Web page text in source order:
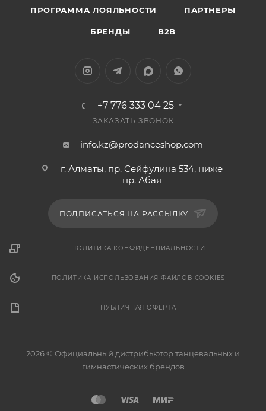
ПРОГРАММА ЛОЯЛЬНОСТИ ПАРТНЕРЫ
БРЕНДЫ B2B
+7 776 333 04 25
ЗАКАЗАТЬ ЗВОНОК
info.kz@prodanceshop.com
г. Алматы, пр. Сейфулина 534, ниже
пр. Абая
ПОДПИСАТЬСЯ НА РАССЫЛКУ
ПОЛИТИКА КОНФИДЕНЦИАЛЬНОСТИ
ПОЛИТИКА ИСПОЛЬЗОВАНИЯ ФАЙЛОВ COOKIES
ПУБЛИЧНАЯ ОФЕРТА
2026 © Официальный дистрибьютор танцевальных и
гимнастических брендов